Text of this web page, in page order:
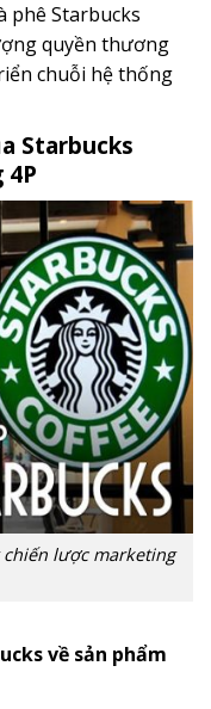
phê Starbucks
quyền thương
chuỗi hệ thống
Starbucks
lược marketing
về sản phẩm